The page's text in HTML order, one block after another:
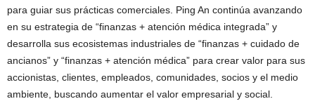
para guiar sus prácticas comerciales. Ping An continúa avanzando
en su estrategia de “finanzas + atención médica integrada” y
desarrolla sus ecosistemas industriales de “finanzas + cuidado de
ancianos” y “finanzas + atención médica” para crear valor para sus
accionistas, clientes, empleados, comunidades, socios y el medio
ambiente, buscando aumentar el valor empresarial y social.